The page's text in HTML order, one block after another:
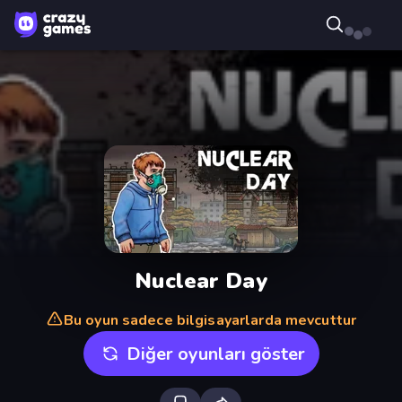
Nuclear Day
Bu oyun sadece bilgisayarlarda mevcuttur
Diğer oyunları göster